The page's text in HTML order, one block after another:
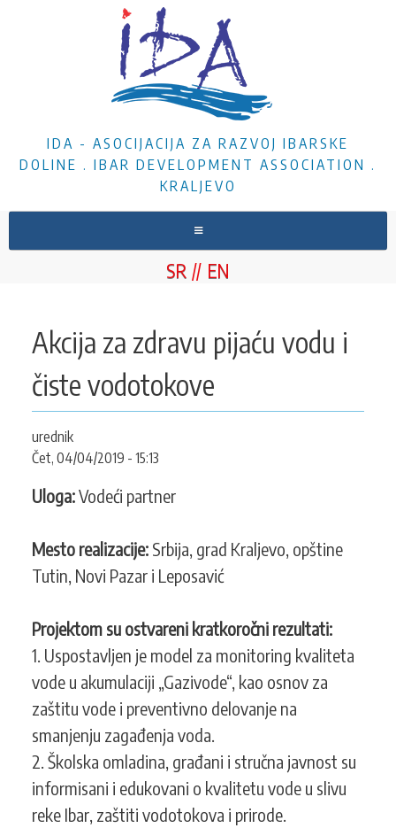
IDA - ASOCIJACIJA ZA RAZVOJ IBARSKE
DOLINE . IBAR DEVELOPMENT ASSOCIATION .
KRALJEVO
PROJEKTI
DOKUMENTA
KONTAKT
SEARCH
PRETRAGA
SR EN
Akcija za zdravu pijaću vodu i
čiste vodotokove
urednik
Čet, 04/04/2019 - 15:13
Uloga:Vodeći partner
Mesto realizacije: Srbija, grad Kraljevo, opštine
Tutin, Novi Pazar i Leposavić
Projektom su ostvareni kratkoročni rezultati:
1. Uspostavljen je model za monitoring kvaliteta
vode u akumulaciji „Gazivode“, kao osnov za
zaštitu vode i preventivno delovanje na
smanjenju zagađenja voda.
2. Školska omladina, građani i stručna javnost su
informisani i edukovani o kvalitetu vode u slivu
reke Ibar, zaštiti vodotokova i prirode.